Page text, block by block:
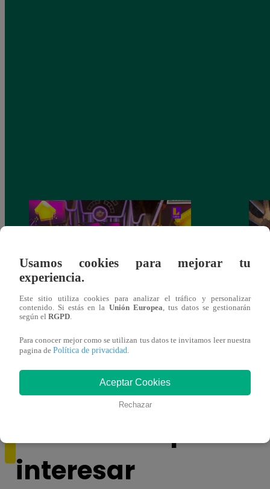
Sábados en Familia PROGRAMA
LATINA
interesar
Usamos cookies para mejorar tu
experiencia.
Este sitio utiliza cookies para analizar el tráfico y personalizar
contenido. Si estás en la Unión Europea, tus datos se gestionarán
según el RGPD.
Para conocer mejor como se utilizan tus datos te invitamos leer nuestra
pagina de Política de privacidad.
Aceptar Cookies
Rechazar